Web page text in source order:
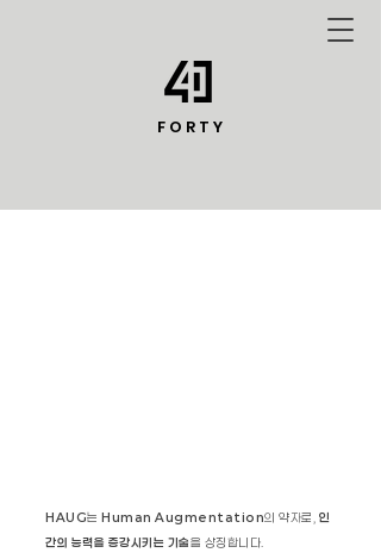
F O R T Y
HAUG는 Human Augmentation의 약자로, 인
간의 능력을 증강시키는 기술을 상징합니다.